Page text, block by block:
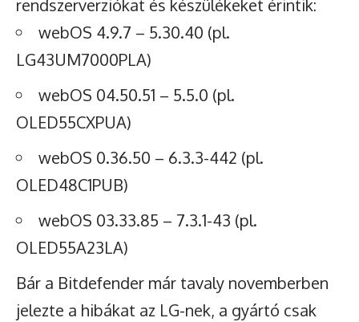
rendszerverziókat és készülékeket érintik:
webOS 4.9.7 – 5.30.40 (pl.
LG43UM7000PLA)
webOS 04.50.51 – 5.5.0 (pl.
OLED55CXPUA)
webOS 0.36.50 – 6.3.3-442 (pl.
OLED48C1PUB)
webOS 03.33.85 – 7.3.1-43 (pl.
OLED55A23LA)
Bár a Bitdefender már tavaly novemberben
jelezte a hibákat az LG-nek, a gyártó csak